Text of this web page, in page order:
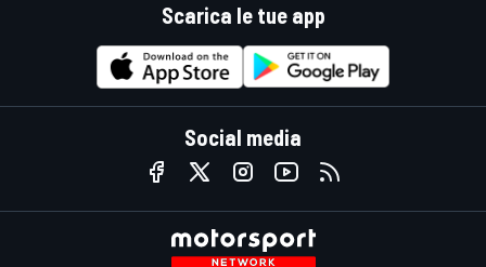
Scarica le tue app
Social media